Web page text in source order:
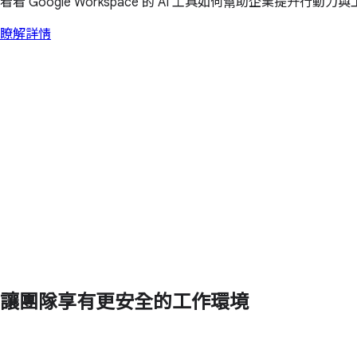
瞭解詳情
讓團隊享有更安全的工作環境